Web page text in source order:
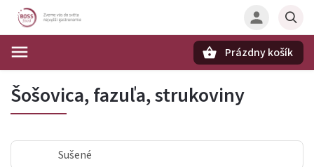
Prázdny košík
Šošovica, fazuľa, strukoviny
Sušené